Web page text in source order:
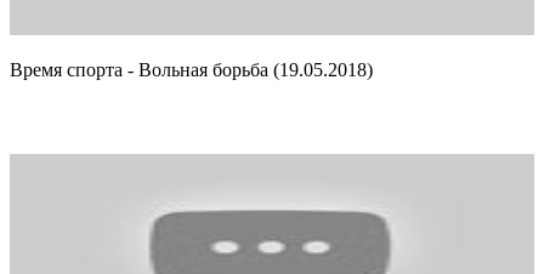
Время спорта - Вольная борьба (19.05.2018)